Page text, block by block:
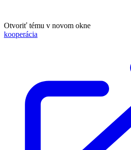
Otvoriť tému v novom okne
kooperácia